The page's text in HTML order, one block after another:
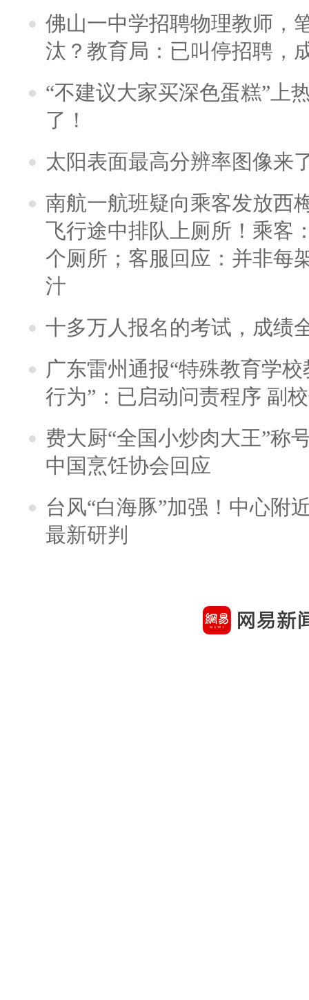
佛山一中学招聘物理教师，
汰？教育局：已叫停招聘，
“不建议大家买深色蛋糕”上
了！
太阳表面最高分辨率图像来
南航一航班疑向乘客发放西
飞行途中排队上厕所！乘客
个厕所；客服回应：并非每
汁
十多万人报名的考试，成绩
广东雷州通报“特殊教育学
行为”：已启动问责程序 副
费大厨“全国小炒肉大王”称
中国烹饪协会回应
台风“白海豚”加强！中心附
最新研判